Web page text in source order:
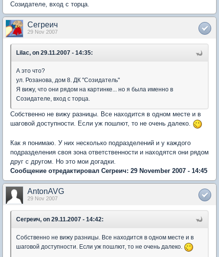
Созидателе, вход с торца.
Сегреич
29 Nov 2007
Lilac, on 29.11.2007 - 14:35:
А это что?
ул. Розанова, дом 8. ДК "Созидатель"
Я вижу, что они рядом на картинке... но я была именно в
Созидателе, вход с торца.
Собственно не вижу разницы. Все находится в одном месте и в
шаговой доступности. Если уж пошлют, то не очень далеко.
Как я понимаю. У них несколько подразделений и у каждого
подразделения своя зона ответственности и находятся они рядом
друг с другом. Но это мои догадки.
Сообщение отредактировал Сегреич: 29 November 2007 - 14:45
AntonAVG
29 Nov 2007
Сегреич, on 29.11.2007 - 14:42:
Собственно не вижу разницы. Все находится в одном месте и в
шаговой доступности. Если уж пошлют, то не очень далеко.